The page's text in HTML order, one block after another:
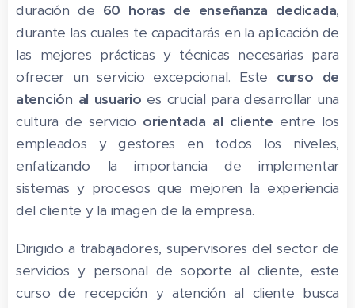
duración de 60 horas de enseñanza dedicada,
durante las cuales te capacitarás en la aplicación de
las mejores prácticas y técnicas necesarias para
ofrecer un servicio excepcional. Este curso de
atención al usuario es crucial para desarrollar una
cultura de servicio orientada al cliente entre los
empleados y gestores en todos los niveles,
enfatizando la importancia de implementar
sistemas y procesos que mejoren la experiencia
del cliente y la imagen de la empresa.
Dirigido a trabajadores, supervisores del sector de
servicios y personal de soporte al cliente, este
curso de recepción y atención al cliente busca